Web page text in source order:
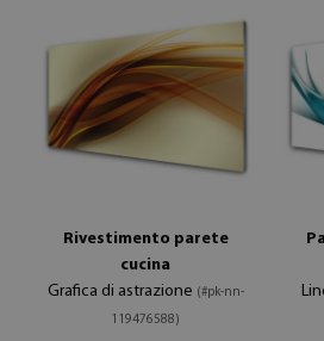
Rivestimento parete
cucina
Grafica di astrazione (#pk-nn-
119476588)